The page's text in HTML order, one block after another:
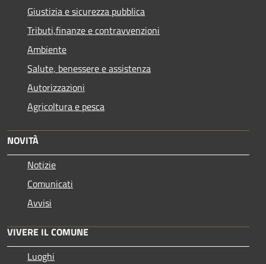
Giustizia e sicurezza pubblica
Tributi,finanze e contravvenzioni
Ambiente
Salute, benessere e assistenza
Autorizzazioni
Agricoltura e pesca
NOVITÀ
Notizie
Comunicati
Avvisi
VIVERE IL COMUNE
Luoghi